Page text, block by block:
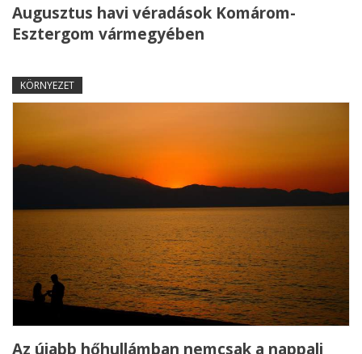
Augusztus havi véradások Komárom-
Esztergom vármegyében
KÖRNYEZET
Az újabb hőhullámban nemcsak a nappali